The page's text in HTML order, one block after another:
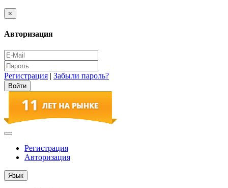
×
Авторизация
Регистрация | Забыли пароль?
Регистрация
Авторизация
Язык